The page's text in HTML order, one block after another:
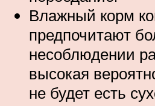
Влажный корм
предпочитают
несоблюдении
высокая
не будет есть